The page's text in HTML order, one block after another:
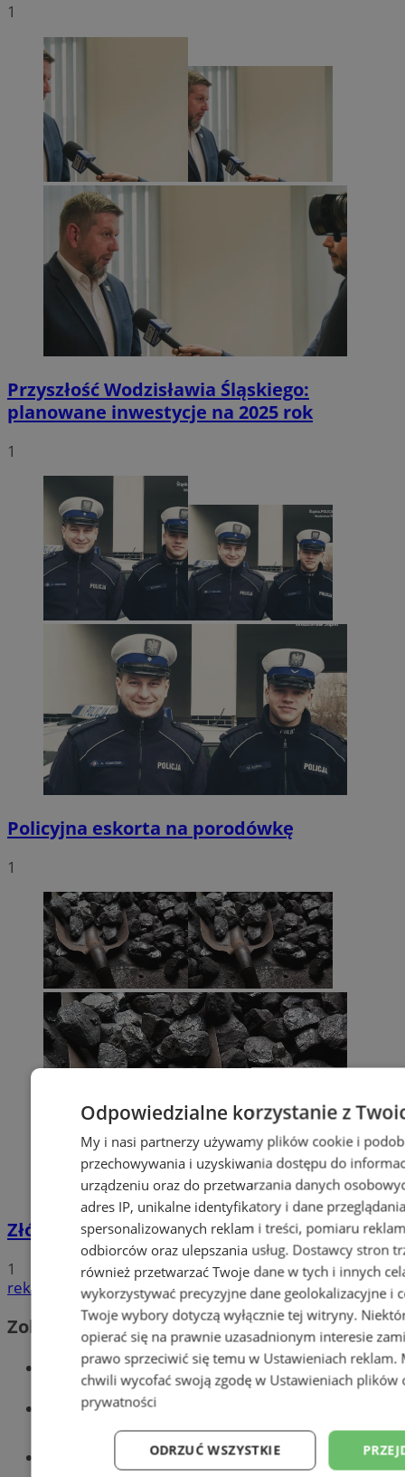
1
Przyszłość Wodzisławia Śląskiego:
planowane inwestycje na 2025 rok
1
Policyjna eskorta na porodówkę
1
Złóż wniosek o dodatek węglowy
1
reklama
Zobacz również
Wiadomości kryminalne w Wodzisławiu
Wiadomości lokalne
Tworzenie stron www - Wodzisław
Odpowiedzialne korzystanie z
My i nasi partnerzy używamy plików cookie i
przechowywania i uzyskiwania dostępu do
urządzeniu oraz do przetwarzania danych
adres IP, unikalne identyfikatory i dane
spersonalizowanych reklam i treści, pomiaru
odbiorców oraz ulepszania usług. Dostawcy stron
również przetwarzać Twoje dane w tych i innych
wykorzystywać precyzyjne dane geolokalizacyjne i
Twoje wybory dotyczą wyłącznie tej witryny.
opierać się na prawnie uzasadnionym interesie
prawo sprzeciwić się temu w Ustawieniach reklam.
chwili wycofać swoją zgodę w Ustawieniach plików
prywatności
ODRZUĆ WSZYSTKIE